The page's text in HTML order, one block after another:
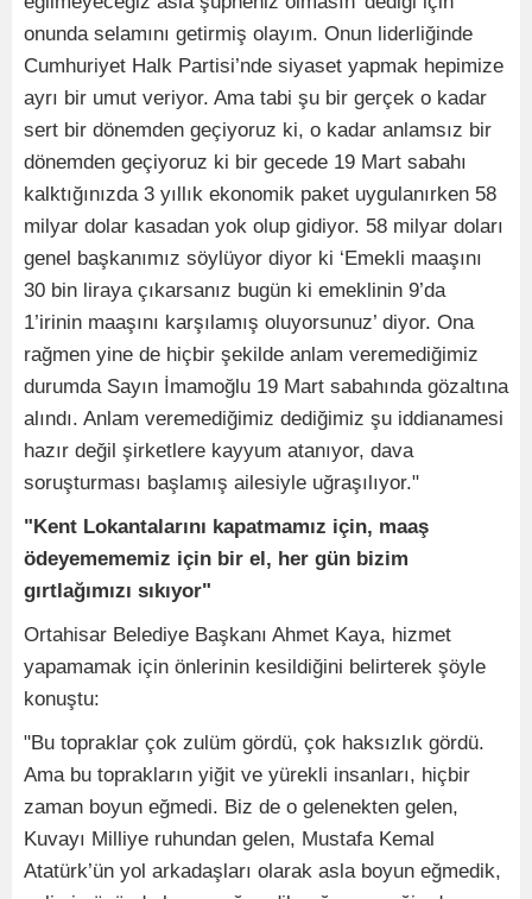
onunda selamını getirmiş olayım. Onun liderliğinde
Cumhuriyet Halk Partisi’nde siyaset yapmak hepimize
ayrı bir umut veriyor. Ama tabi şu bir gerçek o kadar
sert bir dönemden geçiyoruz ki, o kadar anlamsız bir
dönemden geçiyoruz ki bir gecede 19 Mart sabahı
kalktığınızda 3 yıllık ekonomik paket uygulanırken 58
milyar dolar kasadan yok olup gidiyor. 58 milyar doları
genel başkanımız söylüyor diyor ki ‘Emekli maaşını
30 bin liraya çıkarsanız bugün ki emeklinin 9’da
1’irinin maaşını karşılamış oluyorsunuz’ diyor. Ona
rağmen yine de hiçbir şekilde anlam veremediğimiz
durumda Sayın İmamoğlu 19 Mart sabahında gözaltına
alındı. Anlam veremediğimiz dediğimiz şu iddianamesi
hazır değil şirketlere kayyum atanıyor, dava
soruşturması başlamış ailesiyle uğraşılıyor."
"Kent Lokantalarını kapatmamız için, maaş
ödeyemememiz için bir el, her gün bizim
gırtlağımızı sıkıyor"
Ortahisar Belediye Başkanı Ahmet Kaya, hizmet
yapamamak için önlerinin kesildiğini belirterek şöyle
konuştu:
"Bu topraklar çok zulüm gördü, çok haksızlık gördü.
Ama bu toprakların yiğit ve yürekli insanları, hiçbir
zaman boyun eğmedi. Biz de o gelenekten gelen,
Kuvayı Milliye ruhundan gelen, Mustafa Kemal
Atatürk’ün yol arkadaşları olarak asla boyun eğmedik,